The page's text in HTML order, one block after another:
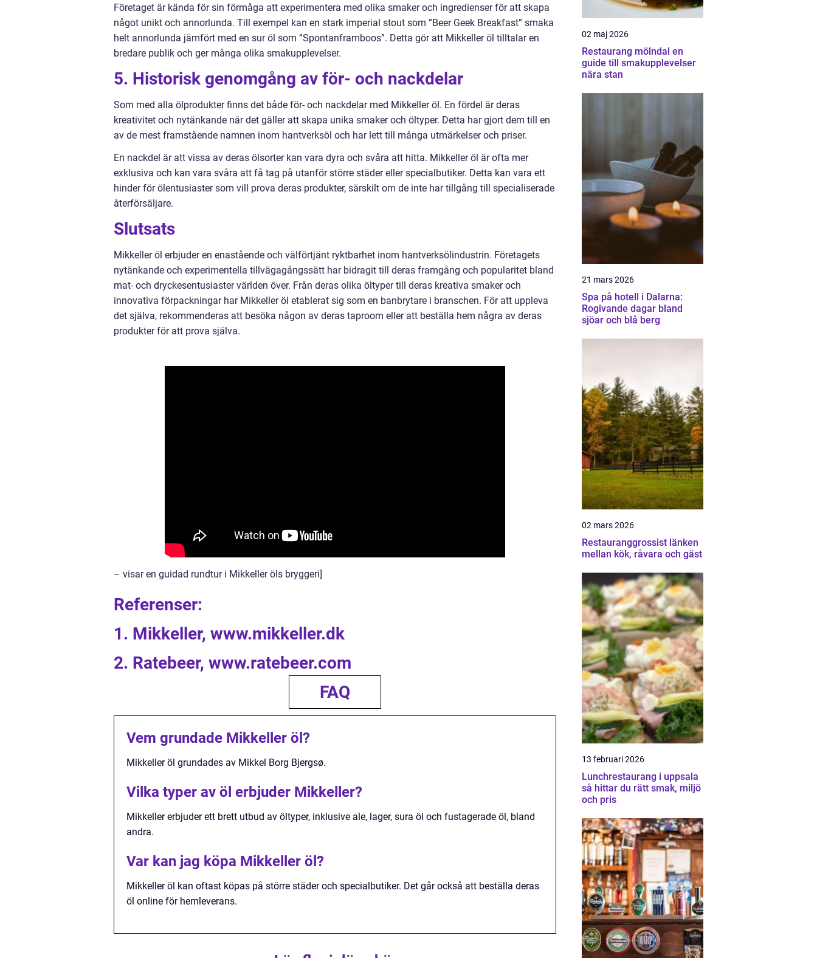
Företaget är kända för sin förmåga att experimentera med olika smaker och ingredienser för att skapa
något unikt och annorlunda. Till exempel kan en stark imperial stout som ”Beer Geek Breakfast” smaka
helt annorlunda jämfört med en sur öl som ”Spontanframboos”. Detta gör att Mikkeller öl tilltalar en
bredare publik och ger många olika smakupplevelser.
5. Historisk genomgång av för- och nackdelar
Som med alla ölprodukter finns det både för- och nackdelar med Mikkeller öl. En fördel är deras
kreativitet och nytänkande när det gäller att skapa unika smaker och öltyper. Detta har gjort dem till en
av de mest framstående namnen inom hantverksöl och har lett till många utmärkelser och priser.
En nackdel är att vissa av deras ölsorter kan vara dyra och svåra att hitta. Mikkeller öl är ofta mer
exklusiva och kan vara svåra att få tag på utanför större städer eller specialbutiker. Detta kan vara ett
hinder för ölentusiaster som vill prova deras produkter, särskilt om de inte har tillgång till specialiserade
återförsäljare.
Slutsats
Mikkeller öl erbjuder en enastående och välförtjänt ryktbarhet inom hantverksölindustrin. Företagets
nytänkande och experimentella tillvägagångssätt har bidragit till deras framgång och popularitet bland
mat- och dryckesentusiaster världen över. Från deras olika öltyper till deras kreativa smaker och
innovativa förpackningar har Mikkeller öl etablerat sig som en banbrytare i branschen. För att uppleva
det själva, rekommenderas att besöka någon av deras taproom eller att beställa hem några av deras
produkter för att prova själva.
– visar en guidad rundtur i Mikkeller öls bryggeri]
Referenser:
1. Mikkeller, www.mikkeller.dk
2. Ratebeer, www.ratebeer.com
FAQ
Vem grundade Mikkeller öl?
Mikkeller öl grundades av Mikkel Borg Bjergsø.
Vilka typer av öl erbjuder Mikkeller?
Mikkeller erbjuder ett brett utbud av öltyper, inklusive ale, lager, sura öl och fustagerade öl, bland
andra.
Var kan jag köpa Mikkeller öl?
Mikkeller öl kan oftast köpas på större städer och specialbutiker. Det går också att beställa deras
öl online för hemleverans.
02 maj 2026
Restaurang mölndal en
guide till smakupplevelser
nära stan
21 mars 2026
Spa på hotell i Dalarna:
Rogivande dagar bland
sjöar och blå berg
02 mars 2026
Restauranggrossist länken
mellan kök, råvara och gäst
13 februari 2026
Lunchrestaurang i uppsala
så hittar du rätt smak, miljö
och pris